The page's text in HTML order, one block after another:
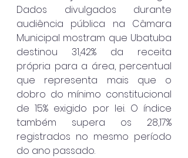
Dados divulgados durante
audiência pública na Câmara
Municipal mostram que Ubatuba
destinou 31,42% da receita
própria para a área, percentual
que representa mais que o
dobro do mínimo constitucional
de 15% exigido por lei. O índice
também supera os 28,17%
registrados no mesmo período
do ano passado.